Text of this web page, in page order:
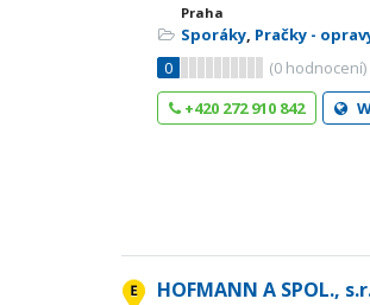
Praha
Sporáky, Pračky -
0
(0 hodnocení)
+420 272 910 842
HOFMANN A SPOL.,